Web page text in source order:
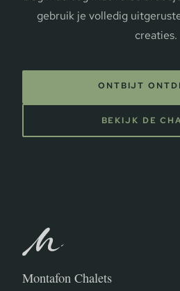
gebruik je volledig
creaties.
ONTBIJT
BEKIJK DE
Montafon Chalets